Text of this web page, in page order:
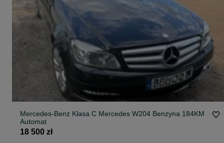
Mercedes-Benz Klasa C Mercedes W204 Benzyna 184KM
Automat
18 500 zł